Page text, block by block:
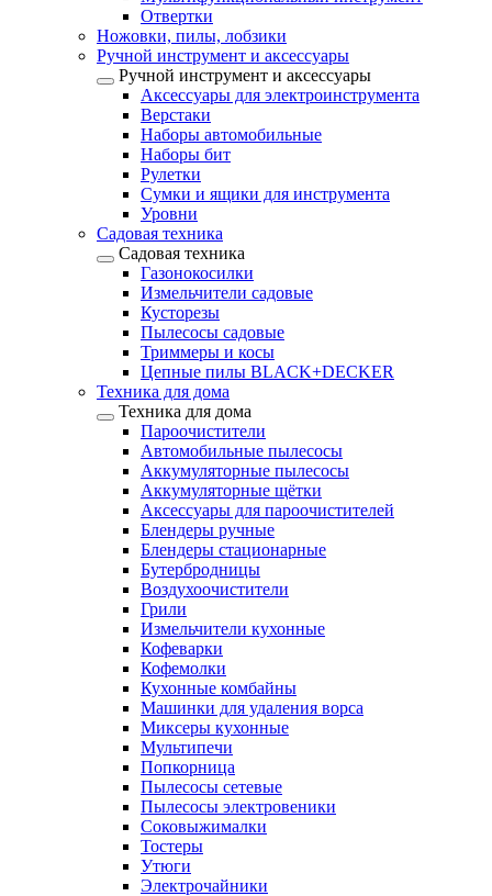
Отвертки
Ножовки, пилы, лобзики
Ручной инструмент и аксессуары
Ручной инструмент и аксессуары
Аксессуары для электроинструмента
Верстаки
Наборы автомобильные
Наборы бит
Рулетки
Сумки и ящики для инструмента
Уровни
Садовая техника
Садовая техника
Газонокосилки
Измельчители садовые
Кусторезы
Пылесосы садовые
Триммеры и косы
Цепные пилы BLACK+DECKER
Техника для дома
Техника для дома
Пароочистители
Автомобильные пылесосы
Аккумуляторные пылесосы
Аккумуляторные щётки
Аксессуары для пароочистителей
Блендеры ручные
Блендеры стационарные
Бутербродницы
Воздухоочистители
Грили
Измельчители кухонные
Кофеварки
Кофемолки
Кухонные комбайны
Машинки для удаления ворса
Миксеры кухонные
Мультипечи
Попкорница
Пылесосы сетевые
Пылесосы электровеники
Соковыжималки
Тостеры
Утюги
Электрочайники